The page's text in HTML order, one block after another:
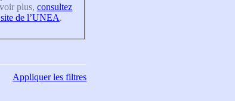
plus, consultez
de l’UNEA.
Appliquerles filtres